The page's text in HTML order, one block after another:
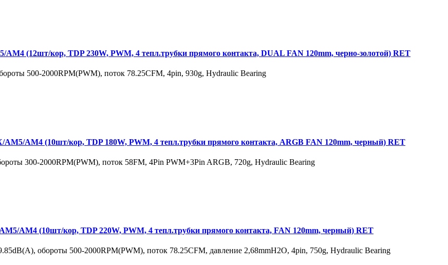
(12шт/кор, TDP 230W, PWM, 4 тепл.трубки прямого контакта, DUAL FAN 120mm, черно-золотой) RET
500-2000RPM(PWM), поток 78.25CFM, 4pin, 930g, Hydraulic Bearing
AM4 (10шт/кор, TDP 180W, PWM, 4 тепл.трубки прямого контакта, ARGB FAN 120mm, черный) RET
300-2000RPM(PWM), поток 58FM, 4Pin PWM+3Pin ARGB, 720g, Hydraulic Bearing
AM4 (10шт/кор, TDP 220W, PWM, 4 тепл.трубки прямого контакта, FAN 120mm, черный) RET
обороты 500-2000RPM(PWM), поток 78.25CFM, давление 2,68mmH2O, 4pin, 750g, Hydraulic Bearing